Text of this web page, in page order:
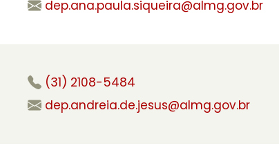
dep.ana.paula.siqueira@almg.gov.br
(31) 2108-5484
dep.andreia.de.jesus@almg.gov.br